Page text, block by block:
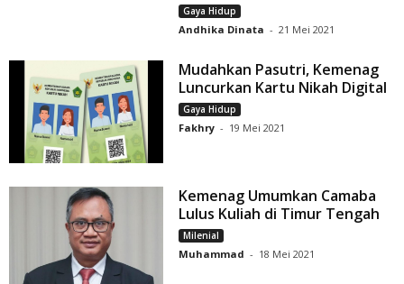
Gaya Hidup
Andhika Dinata - 21 Mei 2021
Mudahkan Pasutri, Kemenag
Luncurkan Kartu Nikah Digital
Gaya Hidup
Fakhry - 19 Mei 2021
Kemenag Umumkan Camaba
Lulus Kuliah di Timur Tengah
Milenial
Muhammad - 18 Mei 2021